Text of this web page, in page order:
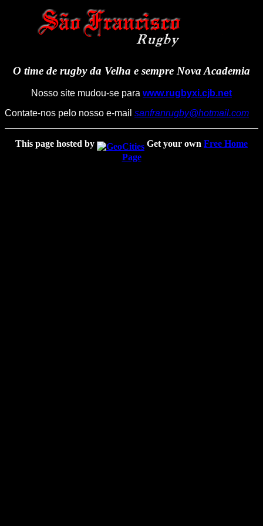
O time de rugby da Velha e sempre Nova Academia
Nosso site mudou-se para www.rugbyxi.cjb.net
Contate-nos pelo nosso e-mail sanfranrugby@hotmail.com
This page hosted by Get your own Free Home
Page